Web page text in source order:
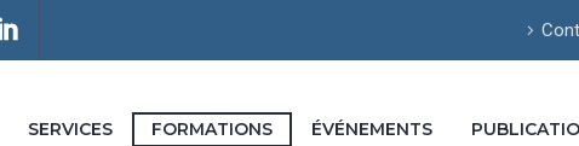
SERVICES FORMATIONS ÉVÉNEMENTS